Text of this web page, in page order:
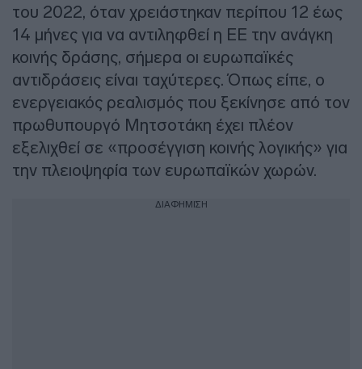
του 2022, όταν χρειάστηκαν περίπου 12 έως
14 μήνες για να αντιληφθεί η ΕΕ την ανάγκη
κοινής δράσης, σήμερα οι ευρωπαϊκές
αντιδράσεις είναι ταχύτερες. Όπως είπε, ο
ενεργειακός ρεαλισμός που ξεκίνησε από τον
πρωθυπουργό Μητσοτάκη έχει πλέον
εξελιχθεί σε «προσέγγιση κοινής λογικής» για
την πλειοψηφία των ευρωπαϊκών χωρών.
ΔΙΑΦΗΜΙΣΗ